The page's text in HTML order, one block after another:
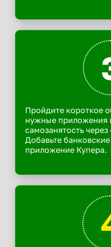
Пройдите короткое
нужные приложения
самозанятость
Добавьте
приложение Купера.